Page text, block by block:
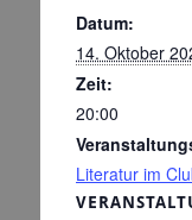
Datum:
14. Oktober
Zeit:
20:00
Literatur im